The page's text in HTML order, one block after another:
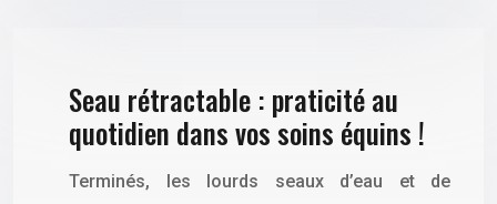
Seau rétractable : praticité au
quotidien dans vos soins équins !
Terminés, les lourds seaux d’eau et de